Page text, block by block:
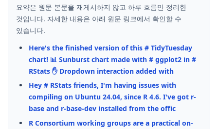
요약은 원문 본문을 재게시하지 않고 하루 흐름만 정리한
것입니다. 자세한 내용은 아래 원문 링크에서 확인할 수
있습니다.
Here's the finished version of this # TidyTuesday
chart! 📊 Sunburst chart made with # ggplot2 in #
RStats ✋ Dropdown interaction added with
Hey # RStats friends, I'm having issues with
compiling on Ubuntu 24.04, since R 4.6. I've got r-
base and r-base-dev installed from the offic
R Consortium working groups are a practical on-